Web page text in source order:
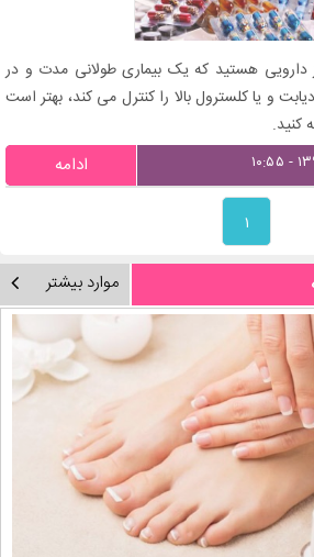
دارویی هستید که یک بیماری طولانی مدت و در
و یا کلسترول بالا را کنترل می کند، بهتر است
کنید.
ادامه
۱
موارد بیشتر